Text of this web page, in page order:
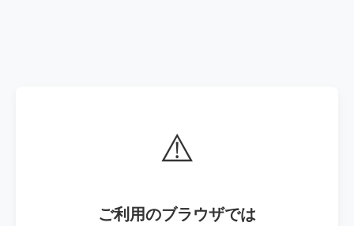
⚠️
ご利用のブラウザでは